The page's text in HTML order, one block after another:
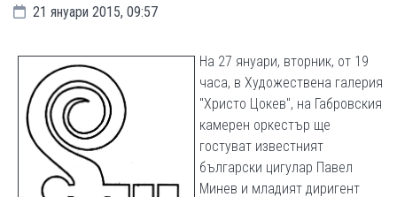
21 януари 2015, 09:57
На 27 януари, вторник, от 19
часа, в Художествена галерия
"Христо Цокев", на Габровския
камерен оркестър ще
гостуват известният
български цигулар Павел
Минев и младият диригент